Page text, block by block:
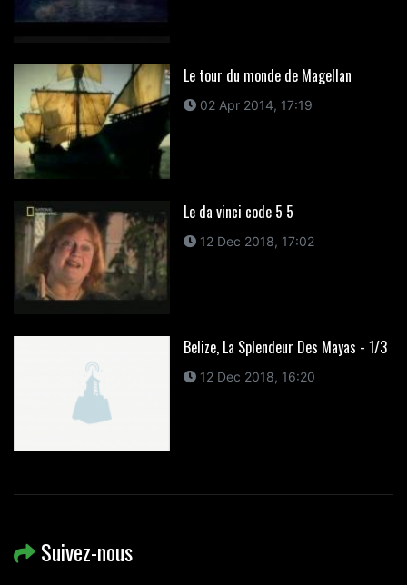
Le tour du monde de Magellan
02 Apr 2014, 17:19
Le da vinci code 5 5
12 Dec 2018, 17:02
Belize, La Splendeur Des Mayas - 1/3
12 Dec 2018, 16:20
Suivez-nous